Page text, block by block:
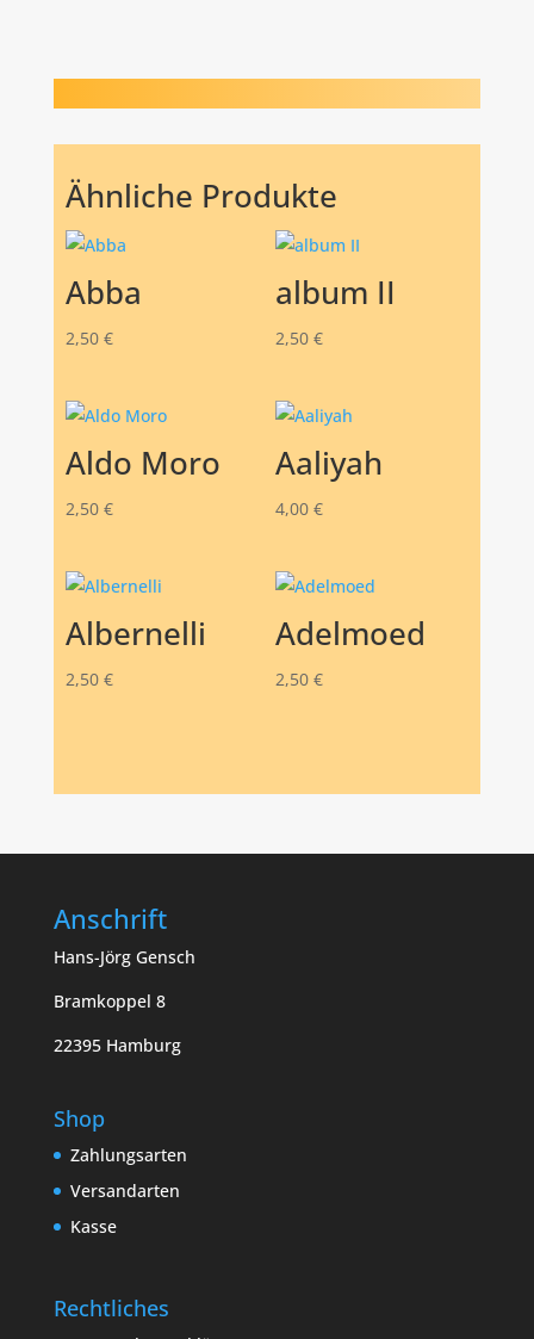
Ähnliche Produkte
Abba
2,50 €
album II
2,50 €
Aldo Moro
2,50 €
Aaliyah
4,00 €
Albernelli
2,50 €
Adelmoed
2,50 €
Anschrift
Hans-Jörg Gensch
Bramkoppel 8
22395 Hamburg
Shop
Zahlungsarten
Versandarten
Kasse
Rechtliches